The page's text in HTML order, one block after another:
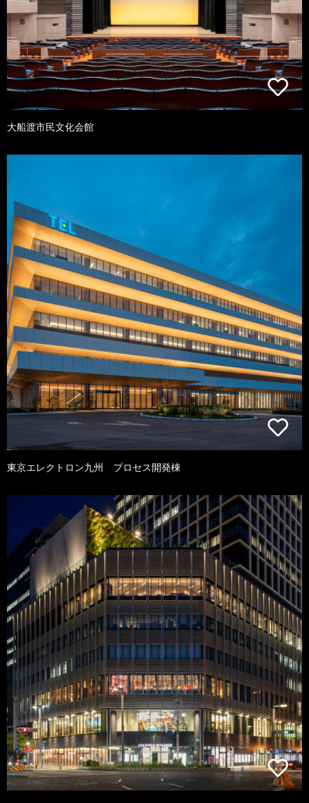
大船渡市民文化会館
東京エレクトロン九州 プロセス開発棟